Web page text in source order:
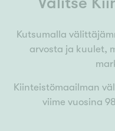
Kutsumalla
arvosta ja kuulet,
Kiinteistömaailman
viime vuosina